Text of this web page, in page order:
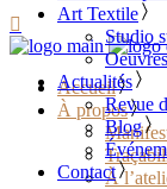
Accueil
À propos
À
Art Textile
Studio
Actualités
Revue
Blog
Contact